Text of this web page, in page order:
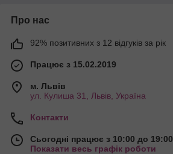
Про нас
92% позитивних з 12 відгуків за рік
Працює з 15.02.2019
м. Львів
ул. Кулиша 31, Львів, Україна
Контакти
Сьогодні працює з 10:00 до 19:00
Показати весь графік роботи